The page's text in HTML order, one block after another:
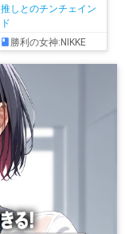
推しとのチンチェイン
ド
勝利の女神:NIKKE